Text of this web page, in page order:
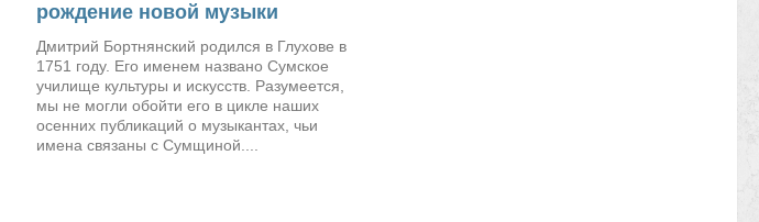
рождение новой музыки
Дмитрий Бортнянский родился в Глухове в
1751 году. Его именем названо Сумское
училище культуры и искусств. Разумеется,
мы не могли обойти его в цикле наших
осенних публикаций о музыкантах, чьи
имена связаны с Сумщиной....